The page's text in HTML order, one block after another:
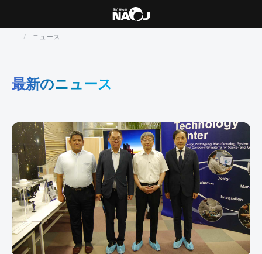
ニュース
最新のニュース